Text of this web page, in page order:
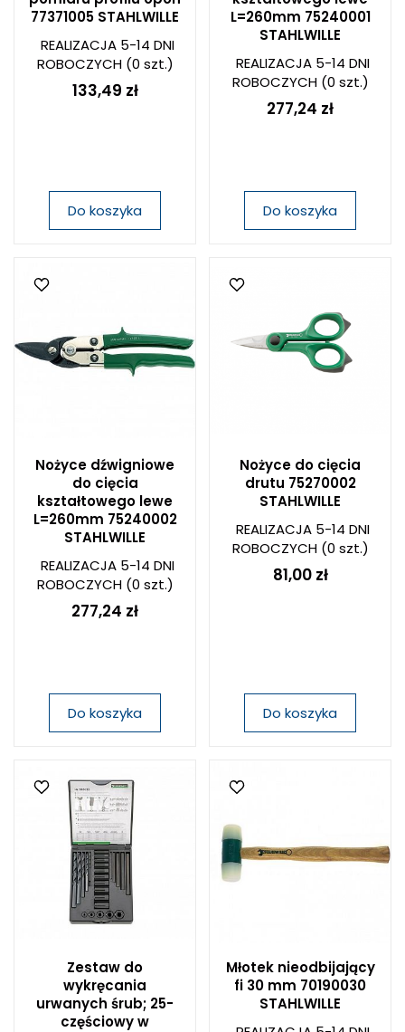
77371005 STAHLWILLE
REALIZACJA 5-14 DNI
ROBOCZYCH(0 szt.)
133,49 zł
Do koszyka
L=260mm 75240001
STAHLWILLE
REALIZACJA 5-14 DNI
ROBOCZYCH(0 szt.)
277,24 zł
Do koszyka
Nożyce dźwigniowe
do cięcia
kształtowego lewe
L=260mm 75240002
STAHLWILLE
REALIZACJA 5-14 DNI
ROBOCZYCH(0 szt.)
277,24 zł
Do koszyka
Nożyce do cięcia
drutu 75270002
STAHLWILLE
REALIZACJA 5-14 DNI
ROBOCZYCH(0 szt.)
81,00 zł
Do koszyka
Zestaw do
wykręcania
urwanych śrub; 25-
częściowy w
Młotek nieodbijający
fi 30 mm 70190030
STAHLWILLE